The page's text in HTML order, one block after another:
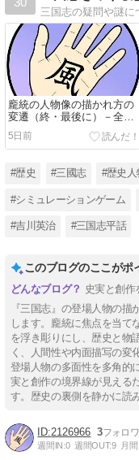
龐統の人物像の描かれ方の
変遷（終・最後に）－全十
四回
5日前
#歴史 #三國志 #歴史人
#シミュレーションゲーム
#吉川英治 #三国志平話
このブログのここがポ
史実と創
『三国志』の登場人物の
します。龐統に焦点を当て
を浮き彫りにし、歴史と物
く、人間性や内面描写の変
登場人物の多面性を多角的
実と創作の境界線が見える
す。歴史の裏側を静かに読
2126966 3
週間IN:0 週間OUT:9 月